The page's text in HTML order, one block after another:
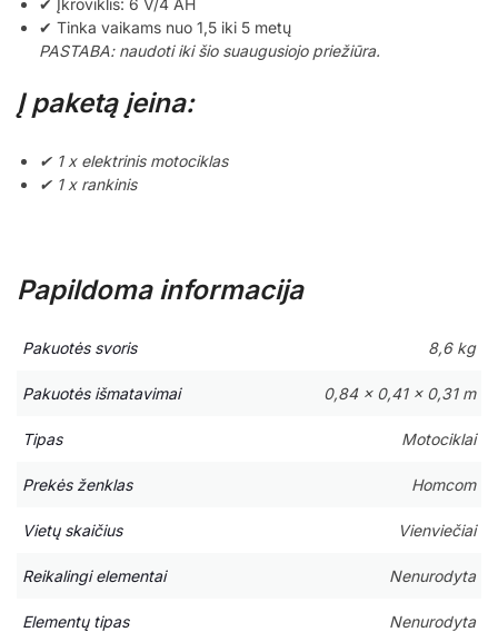
✔ Įkroviklis: 6 V/4 AH
✔ Tinka vaikams nuo 1,5 iki 5 metų
PASTABA: naudoti iki šio suaugusiojo priežiūra.
Į paketą įeina:
✔ 1 x elektrinis motociklas
✔ 1 x rankinis
Papildoma informacija
Pakuotės svoris 8,6 kg
Pakuotės išmatavimai 0,84 × 0,41 × 0,31 m
Tipas Motociklai
Prekės ženklas Homcom
Vietų skaičius Vienviečiai
Reikalingi elementai Nenurodyta
Elementų tipas Nenurodyta